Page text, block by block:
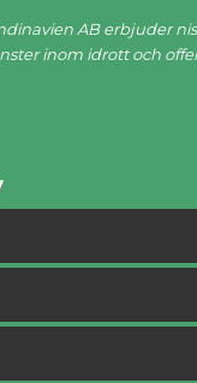
AB erbjuder
inom idrott och